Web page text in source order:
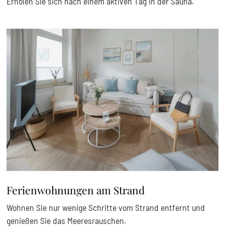
Ferienwohnungen am Strand
Wohnen Sie nur wenige Schritte vom Strand entfernt und
genießen Sie das Meeresrauschen.